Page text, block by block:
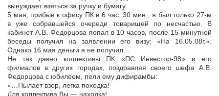
вынуждает взяться за ручку и бумагу.
5 мая, прибыв к офису ПК в 6 час. 30 мин., я был только 27-м
в уже собравшейся очереди товарищей по несчастью. В
кабинет А.В. Федорцова попал в 10 часов, после 15-минутной
беседы получил на заявлении его визу: «На 16.05.08г.».
Однако 16 мая деньги я не получил…
Не так давно коллективы ПК «ПС Инвестор-98» и его
филиалов в других городах, поздравляя своего шефа А.В.
Федорцова с юбилеем, пели ему дифирамбы:
«…Пылает взор, легка походка!
Для коллектива Вы — находка!